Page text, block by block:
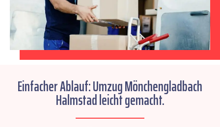
Einfacher Ablauf: Umzug Mönchengladbach
Halmstad leicht gemacht.